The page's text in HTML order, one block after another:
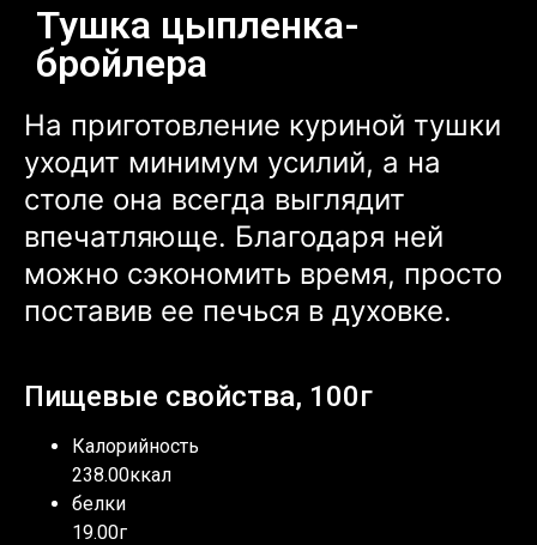
Тушка цыпленка-
бройлера
На приготовление куриной тушки
уходит минимум усилий, а на
столе она всегда выглядит
впечатляюще. Благодаря ней
можно сэкономить время, просто
поставив ее печься в духовке.
Пищевые свойства, 100г
Калорийность
238.00ккал
белки
19.00г